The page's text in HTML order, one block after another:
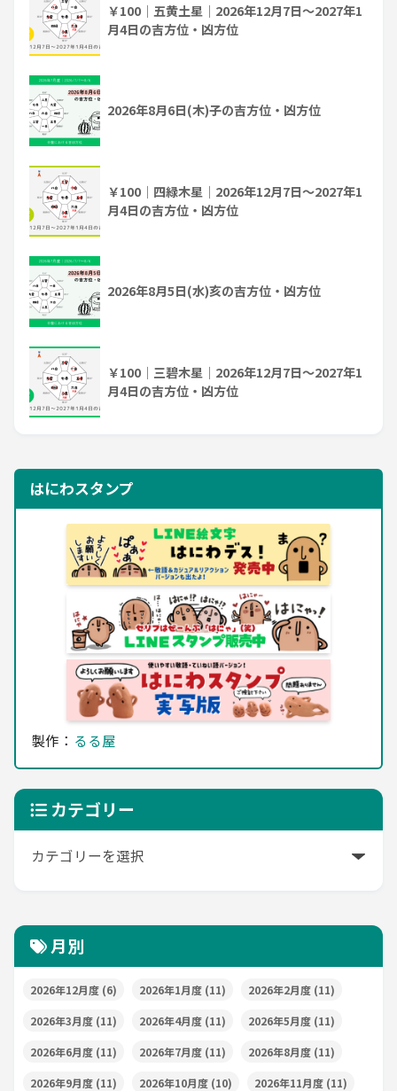
￥100｜五黄土星｜2026年12月7日～2027年1
月4日の吉方位・凶方位
2026年8月6日(木)子の吉方位・凶方位
￥100｜四緑木星｜2026年12月7日～2027年1
月4日の吉方位・凶方位
2026年8月5日(水)亥の吉方位・凶方位
￥100｜三碧木星｜2026年12月7日～2027年1
月4日の吉方位・凶方位
はにわスタンプ
製作： るる屋
カテゴリー
月別
2026年12月度 (6) 2026年1月度 (11) 2026年2月度 (11)
2026年3月度 (11) 2026年4月度 (11) 2026年5月度 (11)
2026年6月度 (11) 2026年7月度 (11) 2026年8月度 (11)
2026年9月度 (11) 2026年10月度 (10) 2026年11月度 (11)